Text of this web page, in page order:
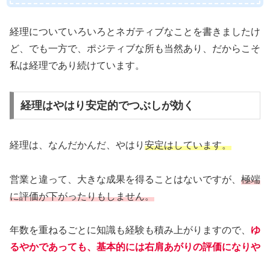
経理についていろいろとネガティブなことを書きましたけ
ど、でも一方で、ポジティブな所も当然あり、だからこそ
私は経理であり続けています。
経理はやはり安定的でつぶしが効く
経理は、なんだかんだ、やはり 安定はしています。
営業と違って、大きな成果を得ることはないですが、 極端
に評価が下がったりもしません。
年数を重ねるごとに知識も経験も積み上がりますので、 ゆ
るやかであっても、基本的には右肩あがりの評価になりや